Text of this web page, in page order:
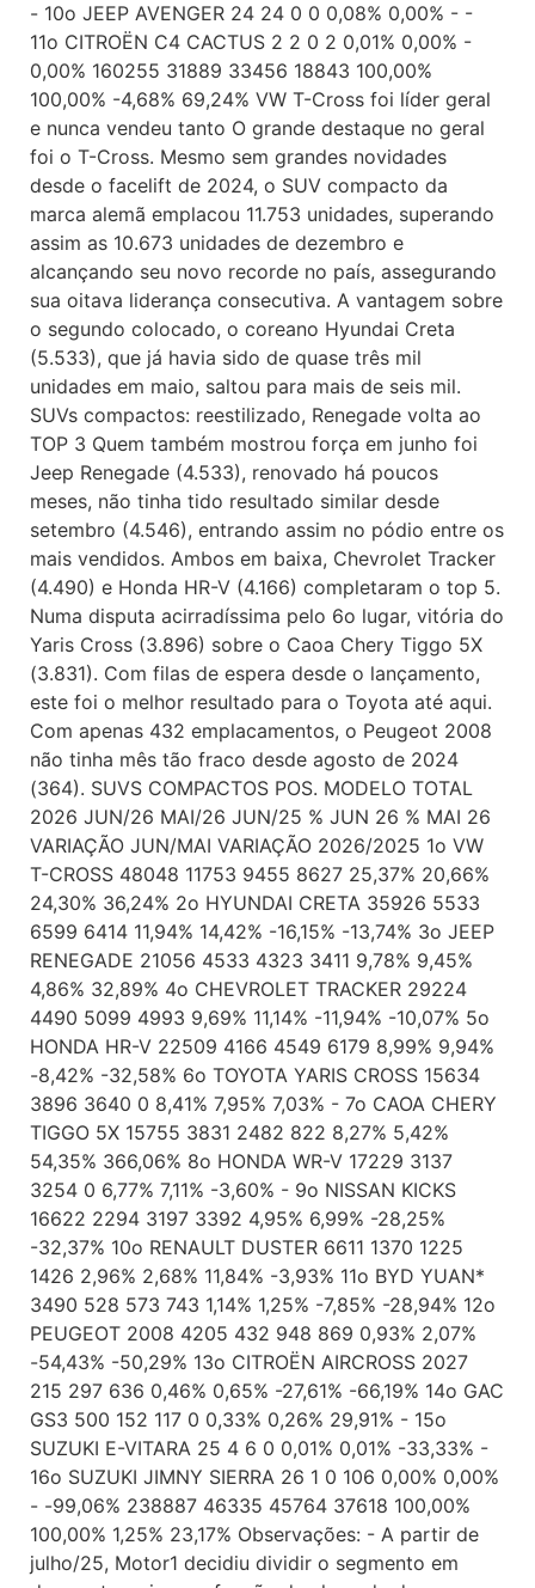
- 10o JEEP AVENGER 24 24 0 0 0,08% 0,00% - -
11o CITROËN C4 CACTUS 2 2 0 2 0,01% 0,00% -
0,00% 160255 31889 33456 18843 100,00%
100,00% -4,68% 69,24% VW T-Cross foi líder geral
e nunca vendeu tanto O grande destaque no geral
foi o T-Cross. Mesmo sem grandes novidades
desde o facelift de 2024, o SUV compacto da
marca alemã emplacou 11.753 unidades, superando
assim as 10.673 unidades de dezembro e
alcançando seu novo recorde no país, assegurando
sua oitava liderança consecutiva. A vantagem sobre
o segundo colocado, o coreano Hyundai Creta
(5.533), que já havia sido de quase três mil
unidades em maio, saltou para mais de seis mil.
SUVs compactos: reestilizado, Renegade volta ao
TOP 3 Quem também mostrou força em junho foi
Jeep Renegade (4.533), renovado há poucos
meses, não tinha tido resultado similar desde
setembro (4.546), entrando assim no pódio entre os
mais vendidos. Ambos em baixa, Chevrolet Tracker
(4.490) e Honda HR-V (4.166) completaram o top 5.
Numa disputa acirradíssima pelo 6o lugar, vitória do
Yaris Cross (3.896) sobre o Caoa Chery Tiggo 5X
(3.831). Com filas de espera desde o lançamento,
este foi o melhor resultado para o Toyota até aqui.
Com apenas 432 emplacamentos, o Peugeot 2008
não tinha mês tão fraco desde agosto de 2024
(364). SUVS COMPACTOS POS. MODELO TOTAL
2026 JUN/26 MAI/26 JUN/25 % JUN 26 % MAI 26
VARIAÇÃO JUN/MAI VARIAÇÃO 2026/2025 1o VW
T-CROSS 48048 11753 9455 8627 25,37% 20,66%
24,30% 36,24% 2o HYUNDAI CRETA 35926 5533
6599 6414 11,94% 14,42% -16,15% -13,74% 3o JEEP
RENEGADE 21056 4533 4323 3411 9,78% 9,45%
4,86% 32,89% 4o CHEVROLET TRACKER 29224
4490 5099 4993 9,69% 11,14% -11,94% -10,07% 5o
HONDA HR-V 22509 4166 4549 6179 8,99% 9,94%
-8,42% -32,58% 6o TOYOTA YARIS CROSS 15634
3896 3640 0 8,41% 7,95% 7,03% - 7o CAOA CHERY
TIGGO 5X 15755 3831 2482 822 8,27% 5,42%
54,35% 366,06% 8o HONDA WR-V 17229 3137
3254 0 6,77% 7,11% -3,60% - 9o NISSAN KICKS
16622 2294 3197 3392 4,95% 6,99% -28,25%
-32,37% 10o RENAULT DUSTER 6611 1370 1225
1426 2,96% 2,68% 11,84% -3,93% 11o BYD YUAN*
3490 528 573 743 1,14% 1,25% -7,85% -28,94% 12o
PEUGEOT 2008 4205 432 948 869 0,93% 2,07%
-54,43% -50,29% 13o CITROËN AIRCROSS 2027
215 297 636 0,46% 0,65% -27,61% -66,19% 14o GAC
GS3 500 152 117 0 0,33% 0,26% 29,91% - 15o
SUZUKI E-VITARA 25 4 6 0 0,01% 0,01% -33,33% -
16o SUZUKI JIMNY SIERRA 26 1 0 106 0,00% 0,00%
- -99,06% 238887 46335 45764 37618 100,00%
100,00% 1,25% 23,17% Observações: - A partir de
julho/25, Motor1 decidiu dividir o segmento em